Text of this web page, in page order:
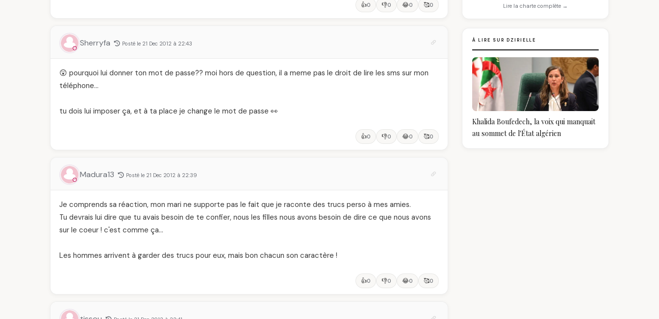
👍0 👎0 😂0 🥰0
Sherryfa Posté le 21 Dec 2012 à 22:43
😲 pourquoi lui donner ton mot de passe?? moi hors de question, il a meme pas le droit de lire les sms sur mon
téléphone…
tu dois lui imposer ça, et à ta place je change le mot de passe 👀
👍0 👎0 😂0 🥰0
Madura13 Posté le 21 Dec 2012 à 22:39
Je comprends sa réaction, mon mari ne supporte pas le fait que je raconte des trucs perso à mes amies.
Tu devrais lui dire que tu avais besoin de te confier, nous les filles nous avons besoin de dire ce que nous avons
sur le coeur ! c'est comme ça…
Les hommes arrivent à garder des trucs pour eux, mais bon chacun son caractère !
👍0 👎0 😂0 🥰0
Lire la charte complète →
À LIRE SUR DZIRIELLE
Khalida Boufedech, la voix qui manquait
au sommet de l'État algérien